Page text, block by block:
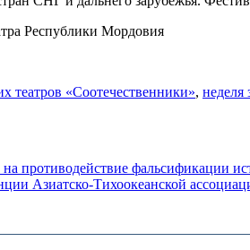
Республики Мордовия
театров «Соотечественники», неделя
противодействие фальсификации
Азиатско-Тихоокеанской